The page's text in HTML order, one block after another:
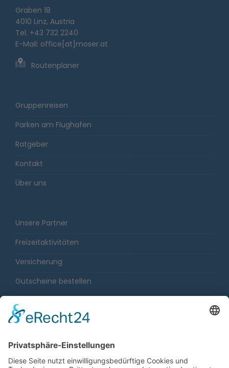
Graben 18
4010 Linz, Austria
Tel. +43 732 2240
E-Mail: office[at]moser.at
Routenplaner
Gruppenreisen
Parken am Flughafen
Ratgeber
Kontakt
Über uns
Unsere Partner
Freizeitaktivitäten
Versicherung
Gutscheine bestellen
Impressum
Sitemap